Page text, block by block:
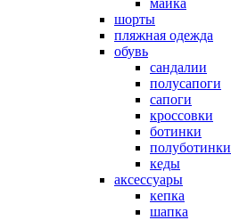
майка
шорты
пляжная одежда
oбувь
сандалии
полусапоги
сапоги
кроссовки
ботинки
полуботинки
кеды
аксессуары
кепка
шапка